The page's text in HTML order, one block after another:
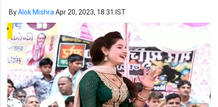
ByAlok Mishra Apr 20, 2023, 18:31 IST